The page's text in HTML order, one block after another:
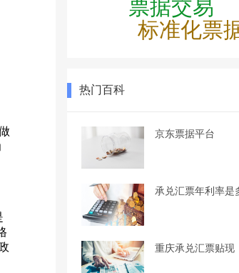
热门百科
京东票据平台
承兑汇票年利率是
重庆承兑汇票贴现